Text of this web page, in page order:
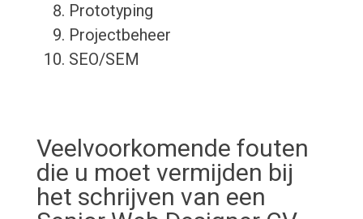
Prototyping
Projectbeheer
SEO/SEM
Veelvoorkomende fouten
die u moet vermijden bij
het schrijven van een